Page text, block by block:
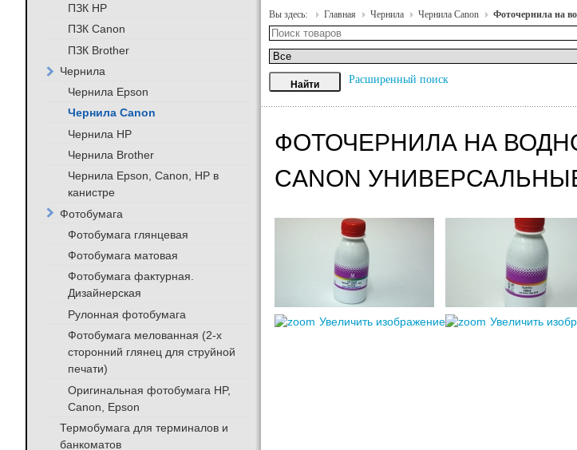
Вы здесь: Главная Чернила Чернила Canon Фоточернила на
Расширенный поиск
ФОТОЧЕРНИЛА НА
CANON
Увеличить изображение Увеличить
ПЗК HP
ПЗК Canon
ПЗК Brother
Чернила
Чернила Epson
Чернила Canon
Чернила HP
Чернила Brother
Чернила Epson, Canon, HP в
канистре
Фотобумага
Фотобумага глянцевая
Фотобумага матовая
Фотобумага фактурная.
Дизайнерская
Рулонная фотобумага
Фотобумага мелованная (2-х
сторонний глянец для струйной
печати)
Оригинальная фотобумага HP,
Canon, Epson
Термобумага для терминалов и
банкоматов